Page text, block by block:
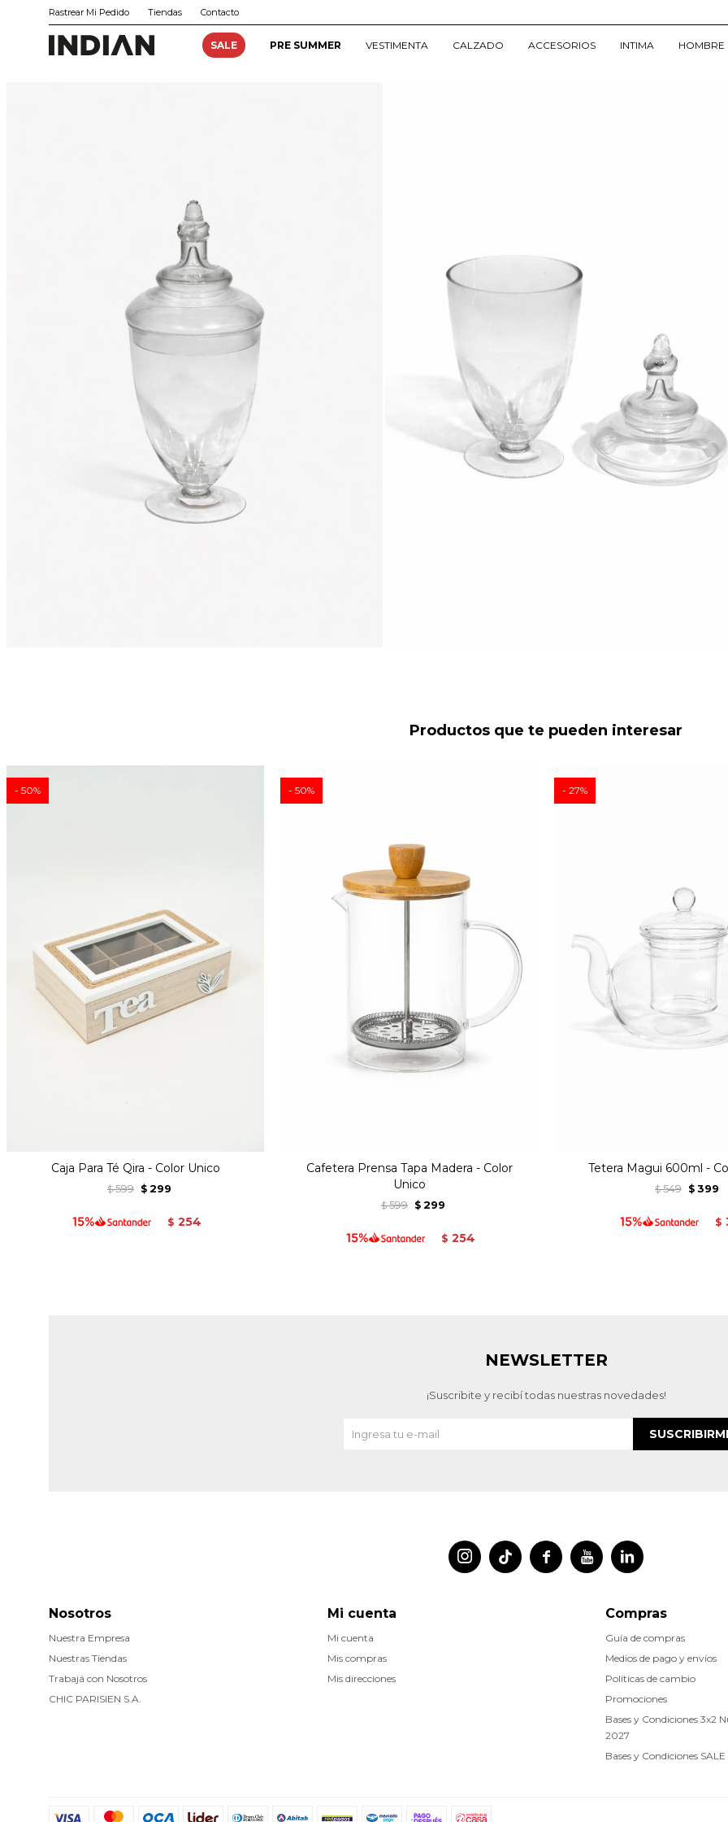
SALE PRE SUMMER VESTIMENTA CALZADO ACCESORIOS INTIMA HOMBRE
Rastrear Mi Pedido Tiendas Contacto
Productos que te pueden interesar
50
Caja Para Té Qira - Color Unico
$ 599 $ 299
$ 254
50
Cafetera Prensa Tapa Madera - Color
Unico
$ 599 $ 299
$ 254
27
Tetera Magui 600ml -
$ 549 $ 399
$
 
 
Nosotros
Nuestra Empresa
Nuestras Tiendas
Trabajá con Nosotros
CHIC PARISIEN S.A.
Compras
Guía de compras
Medios de pago y envíos
Políticas de cambio
Promociones
Bases y Condiciones 3x2
2027
Bases y Condiciones SALE
Mi cuenta
Mi cuenta
Mis compras
Mis direcciones
NEWSLETTER
¡Suscribite y recibí todas nuestras novedades!